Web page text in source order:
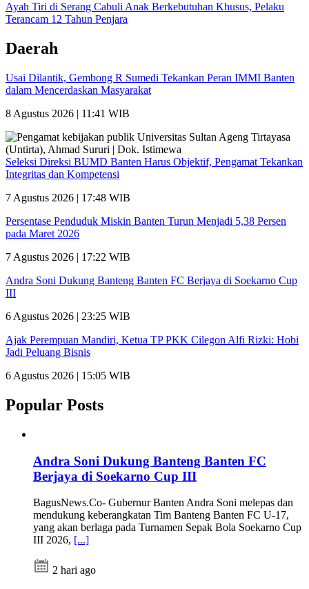
Ayah Tiri di Serang Cabuli Anak Berkebutuhan Khusus, Pelaku
Terancam 12 Tahun Penjara
Daerah
Usai Dilantik, Gembong R Sumedi Tekankan Peran IMMI Banten
dalam Mencerdaskan Masyarakat
8 Agustus 2026 | 11:41 WIB
Seleksi Direksi BUMD Banten Harus Objektif, Pengamat Tekankan
Integritas dan Kompetensi
7 Agustus 2026 | 17:48 WIB
Persentase Penduduk Miskin Banten Turun Menjadi 5,38 Persen
pada Maret 2026
7 Agustus 2026 | 17:22 WIB
Andra Soni Dukung Banteng Banten FC Berjaya di Soekarno Cup
III
6 Agustus 2026 | 23:25 WIB
Ajak Perempuan Mandiri, Ketua TP PKK Cilegon Alfi Rizki: Hobi
Jadi Peluang Bisnis
6 Agustus 2026 | 15:05 WIB
Popular Posts
Andra Soni Dukung Banteng Banten FC
Berjaya di Soekarno Cup III
BagusNews.Co- Gubernur Banten Andra Soni melepas dan
mendukung keberangkatan Tim Banteng Banten FC U-17,
yang akan berlaga pada Turnamen Sepak Bola Soekarno Cup
III 2026, [...]
2 hari ago